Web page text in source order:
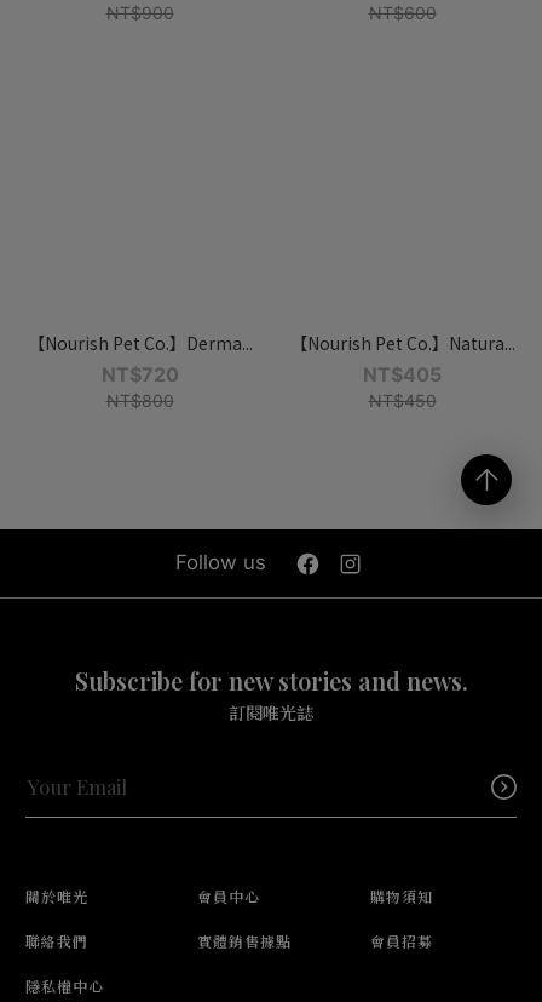
NT$900 NT$600
【Nourish Pet Co.】Derma...
NT$720
NT$800
【Nourish Pet Co.】Natura...
NT$405
NT$450
Follow us
Subscribe for new stories and news.
訂閱唯光誌
關於唯光 會員中心 購物須知
聯絡我們 實體銷售據點 會員招募
隱私權中心